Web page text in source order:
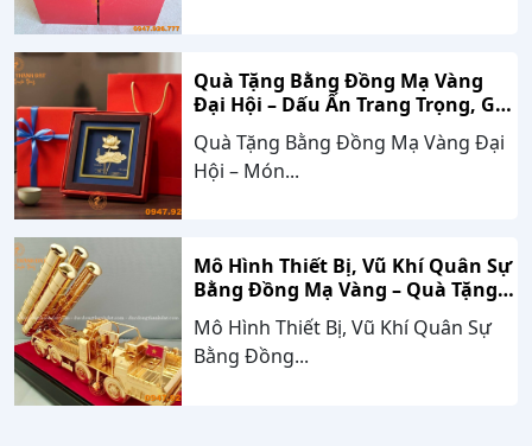
Quà Tặng Bằng Đồng Mạ Vàng
Đại Hội – Dấu Ấn Trang Trọng, Giá
Trị Bền Vững Theo Thời Gian
Quà Tặng Bằng Đồng Mạ Vàng Đại
Hội – Món...
Mô Hình Thiết Bị, Vũ Khí Quân Sự
Bằng Đồng Mạ Vàng – Quà Tặng
Cao Cấp Mang Dấu Ấn Sức Mạnh
Và Niềm Tự Hào Dân Tộc
Mô Hình Thiết Bị, Vũ Khí Quân Sự
Bằng Đồng...